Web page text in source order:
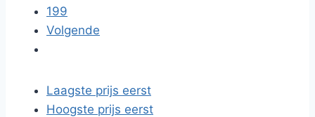
199
Volgende
Laagste prijs eerst
Hoogste prijs eerst